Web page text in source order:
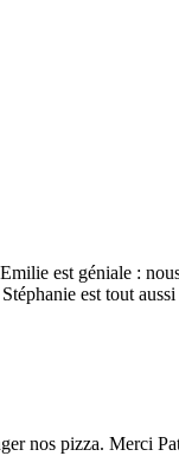
est géniale :
est tout
nos pizza. Merci